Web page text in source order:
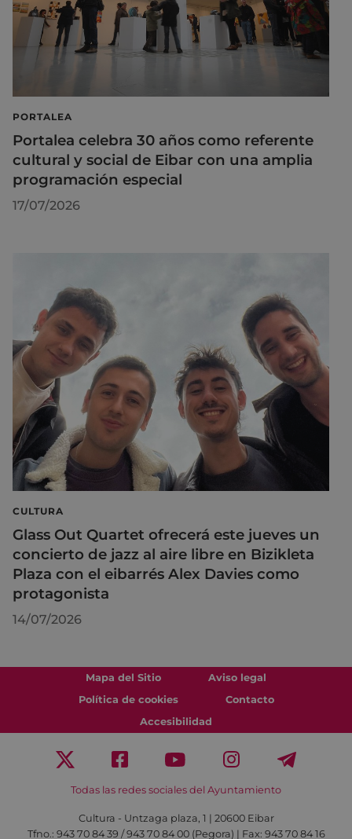
PORTALEA
Portalea celebra 30 años como referente
cultural y social de Eibar con una amplia
programación especial
17/07/2026
CULTURA
Glass Out Quartet ofrecerá este jueves un
concierto de jazz al aire libre en Bizikleta
Plaza con el eibarrés Alex Davies como
protagonista
14/07/2026
Mapa del Sitio
Aviso legal
Política de cookies
Contacto
Accesibilidad
Todas las redes sociales del Ayuntamiento
Cultura - Untzaga plaza, 1 | 20600 Eibar
Tfno.: 943 70 84 39 / 943 70 84 00 (Pegora) | Fax: 943 70 84 16